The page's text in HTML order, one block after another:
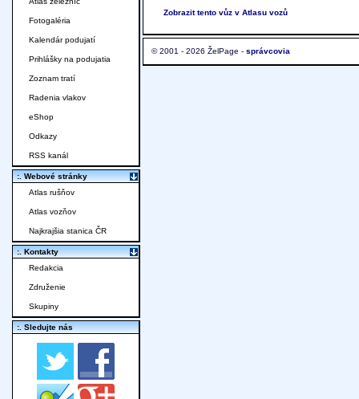
Zobrazit tento vůz v Atlasu vozů
© 2001 - 2026 ŽelPage - správcovia
Fotogaléria
Kalendár podujatí
Prihlášky na podujatia
Zoznam tratí
Radenia vlakov
eShop
Odkazy
RSS kanál
:. Webové stránky
Atlas rušňov
Atlas vozňov
Najkrajšia stanica ČR
:. Kontakty
Redakcia
Združenie
Skupiny
:. Sledujte nás